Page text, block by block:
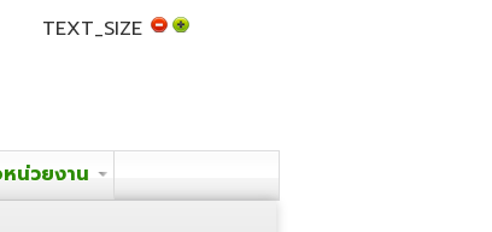
TEXT_SIZE
น่วยงาน